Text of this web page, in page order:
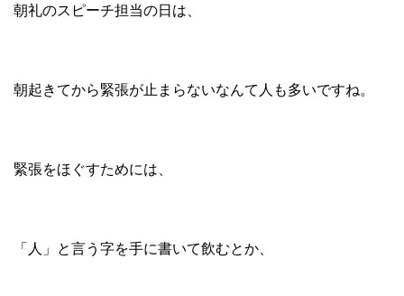
朝礼のスピーチ担当の日は、
朝起きてから緊張が止まらないなんて人も多いですね。
緊張をほぐすためには、
「人」と言う字を手に書いて飲むとか、